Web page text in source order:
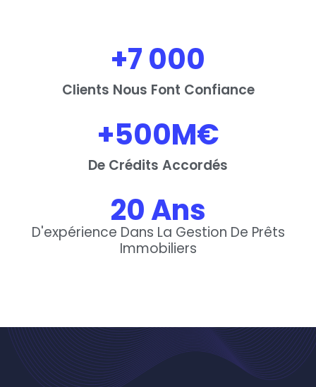
+7 000
Clients Nous Font Confiance
+500M€
De Crédits Accordés
20 Ans
D'expérience Dans La Gestion De Prêts
Immobiliers